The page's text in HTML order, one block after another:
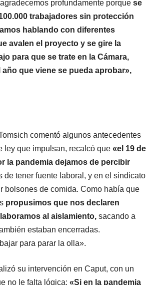
profundamente porque se
trabajadores sin protección
hablando con diferentes
avalen el proyecto y se gire la
para que se trate en la Cámara,
que viene se pueda aprobar»,
comentó algunos antecedentes
ley que impulsan, recalcó que «el 19 de
la pandemia dejamos de percibir
de tener fuente laboral, y en el sindicato
bolsones de comida. Como había que
propusimos que nos declaren
al aislamiento, sacando a
estaban encerradas.
para parar la olla».
su intervención en Caput, con un
no le falta lógica: «Si en la pandemia